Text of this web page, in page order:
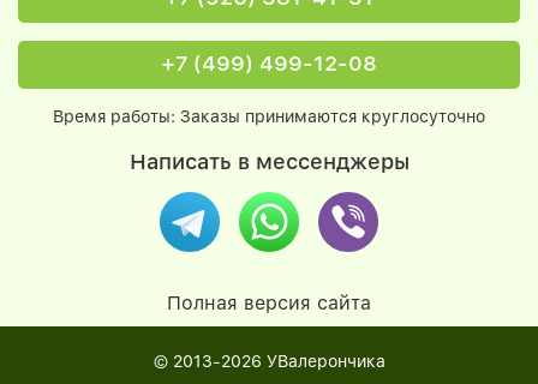
+7 (499) 499-12-08
Время работы: Заказы принимаются круглосуточно
Написать в мессенджеры
Полная версия сайта
© 2013-2026 УВалерончика